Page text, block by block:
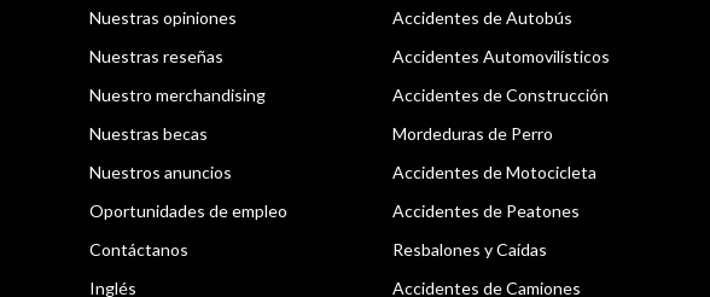
Nuestras opiniones
Nuestras reseñas
Nuestro merchandising
Nuestras becas
Nuestros anuncios
Oportunidades de empleo
Contáctanos
Inglés
Accidentes de Autobús
Accidentes Automovilísticos
Accidentes de Construcción
Mordeduras de Perro
Accidentes de Motocicleta
Accidentes de Peatones
Resbalones y Caídas
Accidentes de Camiones